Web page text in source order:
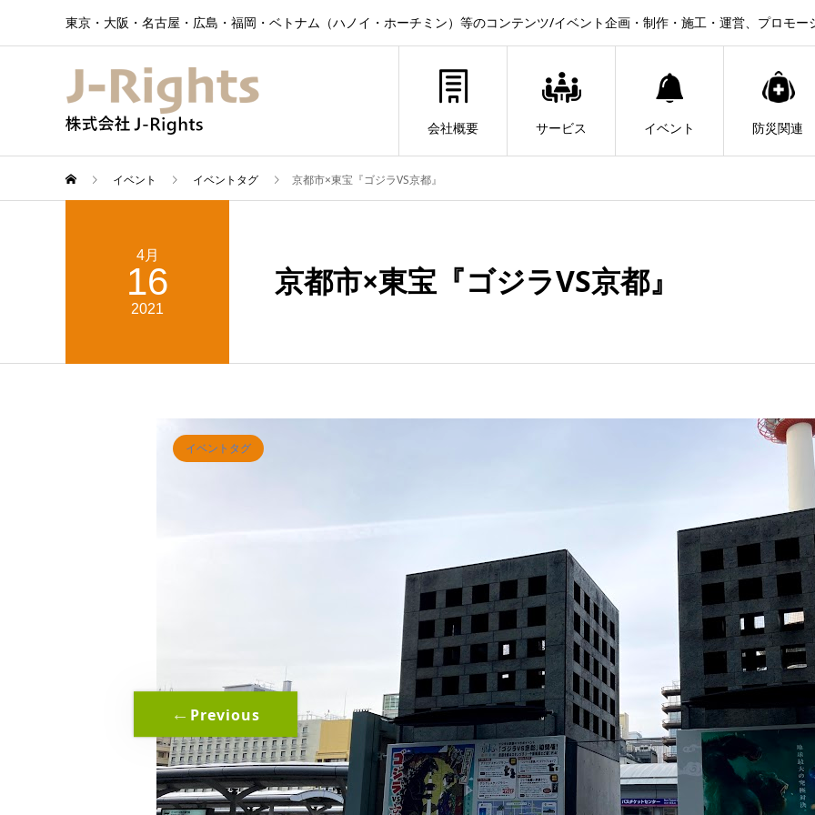
東京・大阪・名古屋・広島・福岡・ベトナム（ハノイ・ホーチミン）等のコンテンツ/イベント企画・制作・施工・運営、プロモ
会社概要 サービス イベント 防災関連
イベント イベントタグ 京都市×東宝『ゴジラVS京都』
4月
16
2021
京都市×東宝『ゴジラVS京都』
Previous
イベントタグ